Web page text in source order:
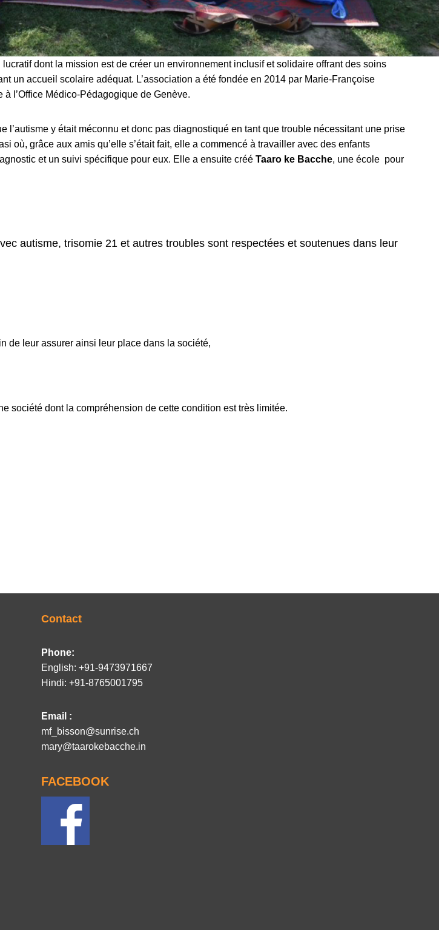
dont la mission est de créer un environnement inclusif et solidaire offrant des soins
un accueil scolaire adéquat. L’association a été fondée en 2014 par Marie-Françoise
l’Office Médico-Pédagogique de Genève.
l’autisme y était méconnu et donc pas diagnostiqué en tant que trouble nécessitant une prise
où, grâce aux amis qu’elle s’était fait, elle a commencé à travailler avec des enfants
et un suivi spécifique pour eux. Elle a ensuite créé Taaro ke Bacche, une école pour
autisme, trisomie 21 et autres troubles sont respectées et soutenues dans leur
de leur assurer ainsi leur place dans la société,
société dont la compréhension de cette condition est très limitée.
Contact
Phone:
English: +91-9473971667
Hindi: +91-8765001795
Email :
mf_bisson@sunrise.ch
mary@taarokebacche.in
FACEBOOK